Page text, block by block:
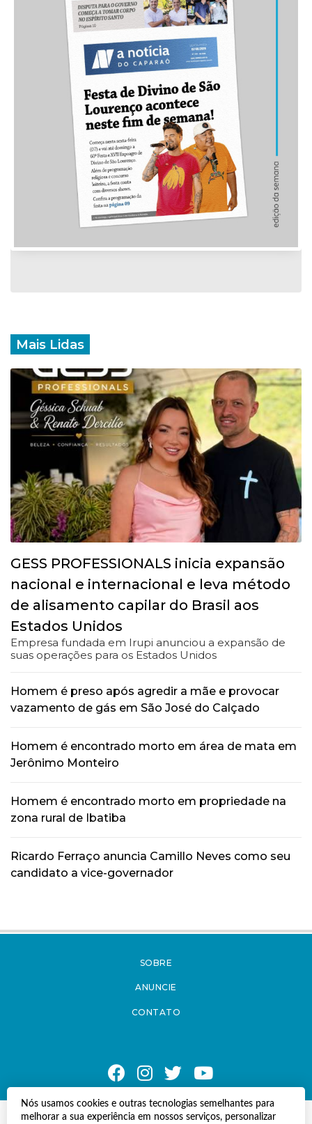
Nós usamos cookies e outras tecnologias semelhantes para
melhorar a sua experiência em nossos serviços, personalizar
Mais Lidas
GESS PROFESSIONALS inicia expansão
nacional e internacional e leva método
de alisamento capilar do Brasil aos
Estados Unidos
Empresa fundada em Irupi anunciou a expansão de
suas operações para os Estados Unidos
Homem é preso após agredir a mãe e provocar
vazamento de gás em São José do Calçado
Homem é encontrado morto em área de mata em
Jerônimo Monteiro
Homem é encontrado morto em propriedade na
zona rural de Ibatiba
Ricardo Ferraço anuncia Camillo Neves como seu
candidato a vice-governador
SOBRE
ANUNCIE
CONTATO
© Copyright 2021 A Notícia do Caparaó.